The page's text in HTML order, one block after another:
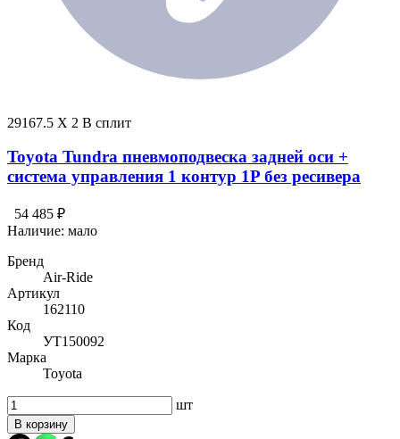
29167.5 X 2 В сплит
Toyota Tundra пневмоподвеска задней оси +
система управления 1 контур 1P без ресивера
54 485 ₽
Наличие: мало
Бренд
Air-Ride
Артикул
162110
Код
УТ150092
Марка
Toyota
шт
В корзину